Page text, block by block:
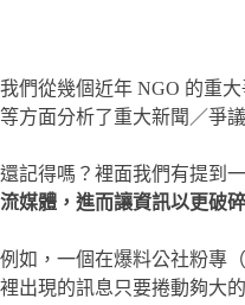
我們從幾個近年 NGO 的重
等方面分析了重大新聞／爭
還記得嗎？裡面我們有提到
流媒體，進而讓資訊以更破
例如，一個在爆料公社粉專
裡出現的訊息只要捲動夠大